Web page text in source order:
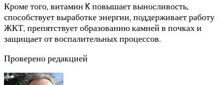
Кроме того, витамин K повышает выносливость,
способствует выработке энергии, поддерживает работу
ЖКТ, препятствует образованию камней в почках и
защищает от воспалительных процессов.
Проверено редакцией